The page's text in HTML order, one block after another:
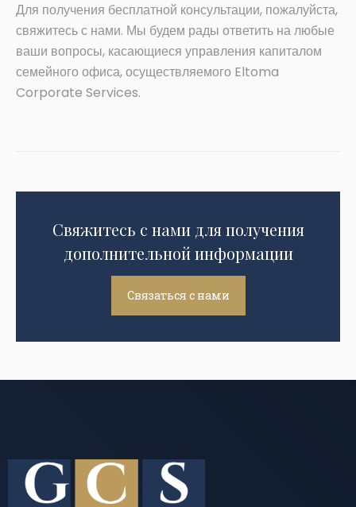
Для получения бесплатной консультации, пожалуйста,
свяжитесь с нами. Мы будем рады ответить на любые
ваши вопросы, касающиеся управления капиталом
семейного офиса, осуществляемого Eltoma
Corporate Services.
Свяжитесь с нами для получения
дополнительной информации
Связаться с нами